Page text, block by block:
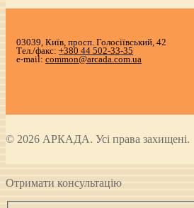
03039, Київ, просп. Голосіївський, 42
Тел./факс: +380 44 502-33-35
e-mail: common@arcada.com.ua
© 2026 АРКАДА. Усі права захищені.
Отримати консультацію